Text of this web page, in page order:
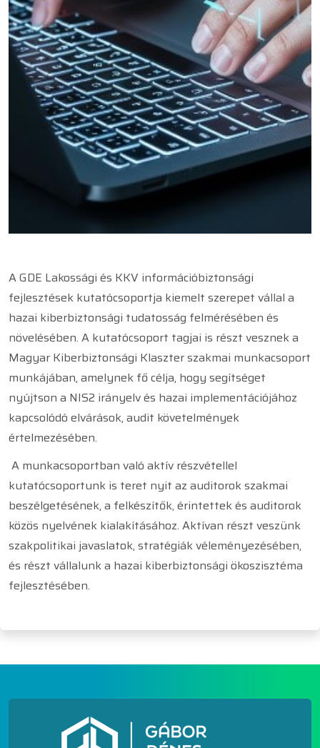
A GDE Lakossági és KKV információbiztonsági
fejlesztések kutatócsoportja kiemelt szerepet vállal a
hazai kiberbiztonsági tudatosság felmérésében és
növelésében. A kutatócsoport tagjai is részt vesznek a
Magyar Kiberbiztonsági Klaszter szakmai munkacsoport
munkájában, amelynek fő célja, hogy segítséget
nyújtson a NIS2 irányelv és hazai implementációjához
kapcsolódó elvárások, audit követelmények
értelmezésében.
A munkacsoportban való aktív részvétellel
kutatócsoportunk is teret nyit az auditorok szakmai
beszélgetésének, a felkészítők, érintettek és auditorok
közös nyelvének kialakításához. Aktívan részt veszünk
szakpolitikai javaslatok, stratégiák véleményezésében,
és részt vállalunk a hazai kiberbiztonsági ökoszisztéma
fejlesztésében.